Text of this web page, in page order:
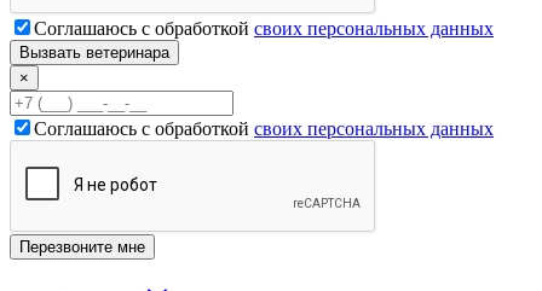
Соглашаюсь с обработкой своих персональных данных
×
Соглашаюсь с обработкой своих персональных данных